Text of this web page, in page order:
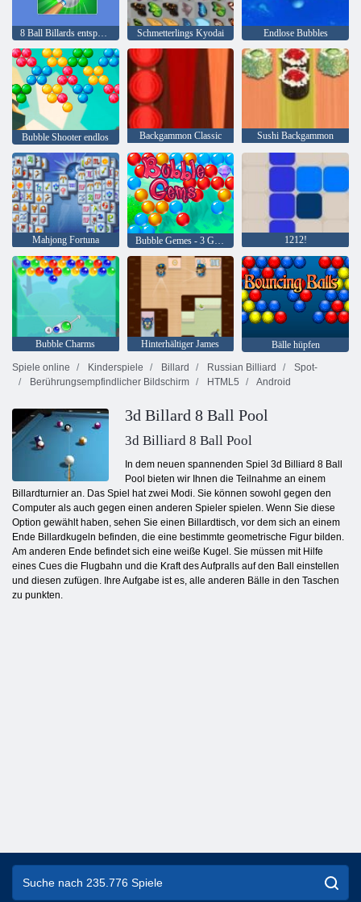
8 Ball Billards entsperren Schmetterlings Kyodai Endlose Bubbles
Bubble Shooter endlos Backgammon Classic Sushi Backgammon
Mahjong Fortuna Bubble Gemes - 3 Gewinnt 1212!
Bubble Charms Hinterhältiger James
Bälle hüpfen
Spiele online
Kinderspiele Billard Russian Billiard
Spot-
Berührungsempfindlicher Bildschirm
HTML5 Android
3d Billard 8 Ball Pool
3d Billiard 8 Ball Pool
In dem neuen spannenden Spiel 3d Billiard 8 Ball
Pool bieten wir Ihnen die Teilnahme an einem
Billardturnier an. Das Spiel hat zwei Modi. Sie können sowohl gegen den
Computer als auch gegen einen anderen Spieler spielen. Wenn Sie diese
Option gewählt haben, sehen Sie einen Billardtisch, vor dem sich an einem
Ende Billardkugeln befinden, die eine bestimmte geometrische Figur bilden.
Am anderen Ende befindet sich eine weiße Kugel. Sie müssen mit Hilfe
eines Cues die Flugbahn und die Kraft des Aufpralls auf den Ball einstellen
und diesen zufügen. Ihre Aufgabe ist es, alle anderen Bälle in den Taschen
zu punkten.